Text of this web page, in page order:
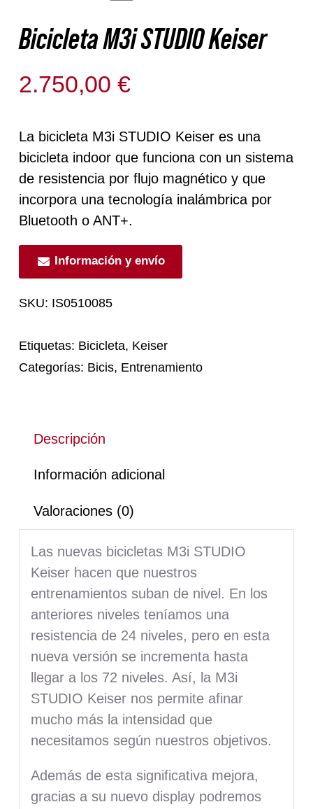
Bicicleta M3i STUDIO Keiser
2.750,00€
La bicicleta M3i STUDIO Keiser es una
bicicleta indoor que funciona con un sistema
de resistencia por flujo magnético y que
incorpora una tecnología inalámbrica por
Bluetooth o ANT+.
Información y envío
SKU: IS0510085
Etiquetas: Bicicleta, Keiser
Categorías: Bicis, Entrenamiento
Descripción
Información adicional
Valoraciones (0)
Las nuevas bicicletas M3i STUDIO
Keiser hacen que nuestros
entrenamientos suban de nivel. En los
anteriores niveles teníamos una
resistencia de 24 niveles, pero en esta
nueva versión se incrementa hasta
llegar a los 72 niveles. Así, la M3i
STUDIO Keiser nos permite afinar
mucho más la intensidad que
necesitamos según nuestros objetivos.
Además de esta significativa mejora,
gracias a su nuevo display podremos